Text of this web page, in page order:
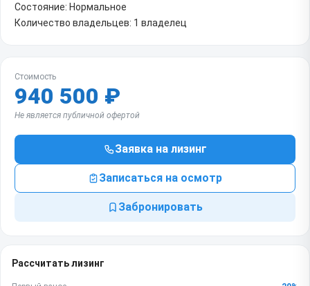
Состояние: Нормальное
Количество владельцев: 1 владелец
Стоимость
940 500 ₽
Не является публичной офертой
Заявка на лизинг
Записаться на осмотр
Забронировать
Рассчитать лизинг